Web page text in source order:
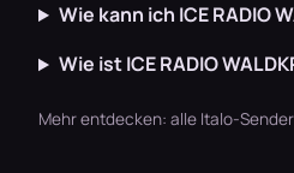
Wie kann ich ICE RADIO
Wie ist ICE RADIO
Mehr entdecken: alle Italo-Sender